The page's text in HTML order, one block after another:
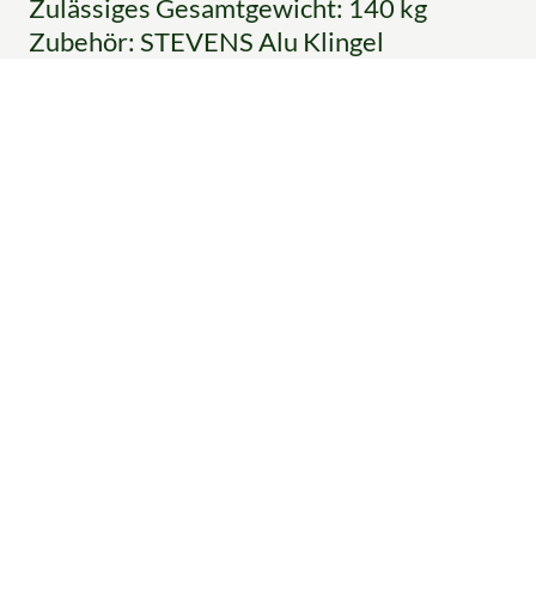
Zulässiges Gesamtgewicht: 140 kg
Zubehör: STEVENS Alu Klingel